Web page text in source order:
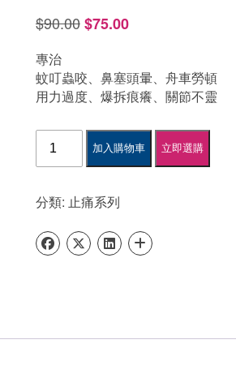
$90.00 原
價
格：
$90.00。
$75.00目
價
格：
$75.00。
專治
蚊叮蟲咬、鼻塞頭暈、舟車勞頓
用力過度、爆拆痕癢、關節不靈
萬
驅
膏
數
量
加入購物車 立即選購
分類: 止痛系列